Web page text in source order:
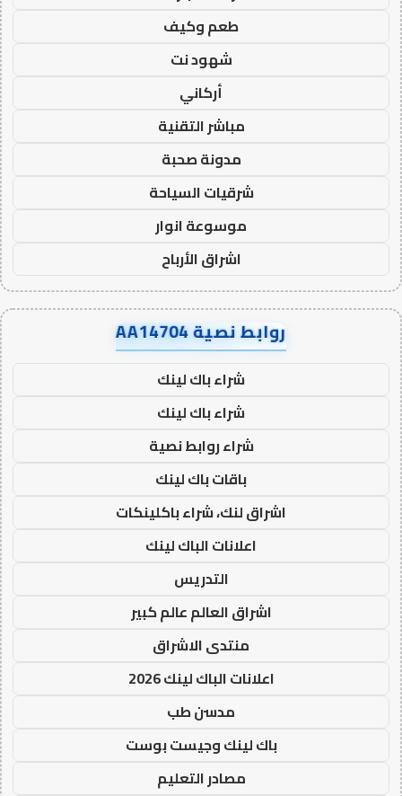
طعم وكيف
شهود نت
أركاني
مباشر التقنية
مدونة صحبة
شرقيات السياحة
موسوعة انوار
اشراق الأرباح
روابط نصية AA14704
شراء باك لينك
شراء باك لينك
شراء روابط نصية
باقات باك لينك
اشراق لنك، شراء باكلينكات
اعلانات الباك لينك
التدريس
اشراق العالم عالم كبير
منتدى الاشراق
اعلانات الباك لينك 2026
مدسن طب
باك لينك وجيست بوست
مصادر التعليم